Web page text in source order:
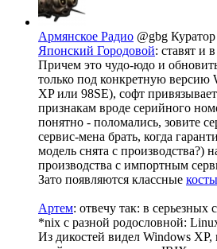
Армянское Радио @gbg
Японский Городовой: ставят и
Причем это чудо-юдо и
только под конкретную версию
XP или 98SE), софт
признакам вроде серийного
понятно - поломались, зовите
сервис-мена брать, когда
модель снята с производства?)
производства с импортным
Зато появляются классные
Артем: отвечу так: в серьезных
*nix с разной родословной:
Из дикостей видел Windows XP,